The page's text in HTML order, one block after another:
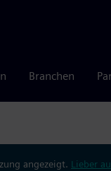
Branchen
angezeigt. Lieber